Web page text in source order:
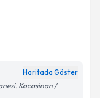
almanız
ile
Haritada Göster
Kocasinan /